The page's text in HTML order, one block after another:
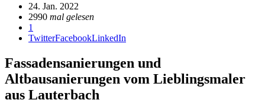
24. Jan. 2022
2990 mal gelesen
1
TwitterFacebookLinkedIn
Fassadensanierungen und
Altbausanierungen vom Lieblingsmaler
aus Lauterbach